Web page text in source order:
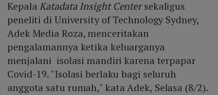
Kepala Katadata Insight Centersekaligus
peneliti di University of Technology Sydney,
Adek Media Roza, menceritakan
pengalamannya ketika keluarganya
menjalani isolasi mandiri karena terpapar
Covid-19. "Isolasi berlaku bagi seluruh
anggota satu rumah," kata Adek, Selasa (8/2).